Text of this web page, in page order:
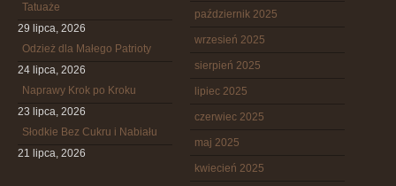
Tatuaże
29 lipca, 2026
Odzież dla Małego Patrioty
24 lipca, 2026
Naprawy Krok po Kroku
23 lipca, 2026
Słodkie Bez Cukru i Nabiału
21 lipca, 2026
październik 2025
wrzesień 2025
sierpień 2025
lipiec 2025
czerwiec 2025
maj 2025
kwiecień 2025